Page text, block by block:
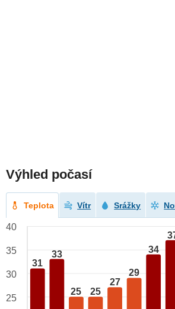
Výhled počasí
Teplota Vítr Srážky
31
33
25 25
27
29
34
40
35
30
25